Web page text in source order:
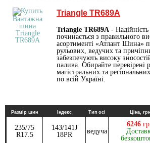
Triangle TR689A
Triangle TR689A -
починається з правильного
асортименті «Атлант Шина»
рульових, ведучих та
забезпечують високу
палива. Обирайте перевірені
магістральних та
по всій Україні.
Размір шин Індекс Тип осі Ціна, грн
235/75
R17.5
143/141J
18PR
ведуча
6246